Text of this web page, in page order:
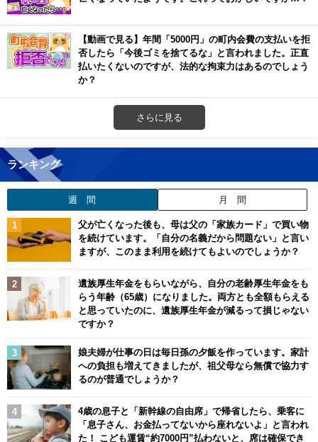
【動画で見る】年間「5000円」の町内会費の支払いを拒
否したら「今後ゴミを捨てるな」と言われました。正直
払いたくないのですが、法的な拘束力はあるのでしょう
か？
さらに見る
ランキング
週 間 月 間
父が亡くなった後も、母は父の「家族カード」で買い物
を続けています。「自分の名義だから問題ない」と言い
ますが、このまま利用を続けてもよいのでしょうか？
遺族厚生年金をもらいながら、自分の老齢厚生年金をも
らう年齢（65歳）になりました。両方とも全額もらえる
と思っていたのに、遺族厚生年金が減るって損じゃない
ですか？
娘夫婦が仕事の日は毎日孫の夕飯を作っています。家計
への負担も増えてきましたが、祖父母なら無償で協力す
るのが普通でしょうか？
4歳の息子と「新幹線の自由席」で帰省したら、乗客に
「息子さん、お金払ってないから座れないよ」と言われ
た！ こども運賃“約7000円”払わないと、席は確保でき